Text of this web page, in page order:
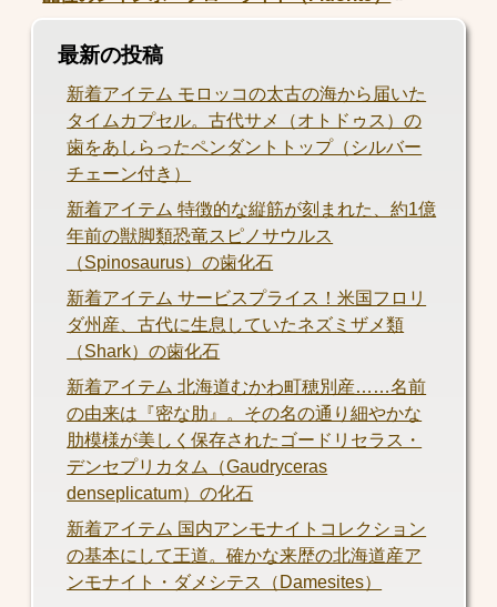
最新の投稿
新着アイテム モロッコの太古の海から届いた
タイムカプセル。古代サメ（オトドゥス）の
歯をあしらったペンダントトップ（シルバー
チェーン付き）
新着アイテム 特徴的な縦筋が刻まれた、約1億
年前の獣脚類恐竜スピノサウルス
（Spinosaurus）の歯化石
新着アイテム サービスプライス！米国フロリ
ダ州産、古代に生息していたネズミザメ類
（Shark）の歯化石
新着アイテム 北海道むかわ町穂別産……名前
の由来は『密な肋』。その名の通り細やかな
肋模様が美しく保存されたゴードリセラス・
デンセプリカタム（Gaudryceras
denseplicatum）の化石
新着アイテム 国内アンモナイトコレクション
の基本にして王道。確かな来歴の北海道産ア
ンモナイト・ダメシテス（Damesites）